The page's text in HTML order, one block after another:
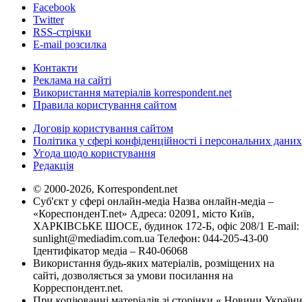
Facebook
Twitter
RSS-стрічки
E-mail розсилка
Контакти
Реклама на сайті
Використання матеріалів korrespondent.net
Правила користування сайтом
Договір користування сайтом
Політика у сфері конфіденційності і персональних даних
Угода щодо користування
Редакція
© 2000-2026, Korrespondent.net
Суб'єкт у сфері онлайн-медіа Назва онлайн-медіа –
«КореспонденТ.net» Адреса: 02091, місто Київ,
ХАРКІВСЬКЕ ШОСЕ, будинок 172-Б, офіс 208/1 E-mail:
sunlight@mediadim.com.ua Телефон: 044-205-43-00
Ідентифікатор медіа – R40-06068
Використання будь-яких матеріалів, розміщених на
сайті, дозволяється за умови посилання на
Корреспондент.net.